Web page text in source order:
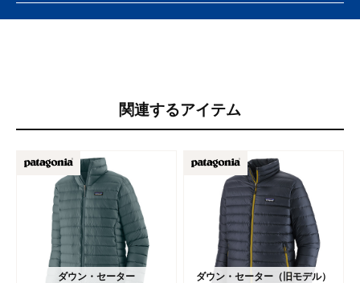
関連するアイテム
ダウン・セーター ダウン・セーター（旧モデル）